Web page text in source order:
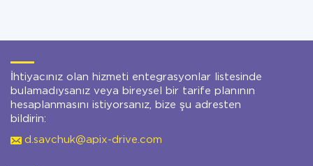
İhtiyacınız olan hizmeti entegrasyonlar listesinde
bulamadıysanız veya bireysel bir tarife planının
hesaplanmasını istiyorsanız, bize şu adresten
bildirin:
d.savchuk@apix-drive.com